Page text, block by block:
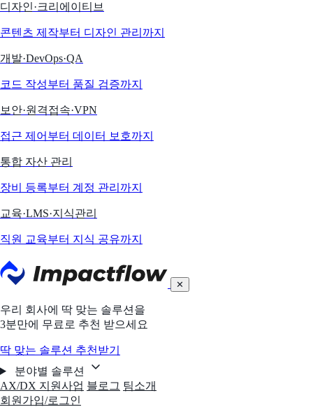
디자인·크리에이티브
콘텐츠 제작부터 디자인 관리까지
개발·DevOps·QA
코드 작성부터 품질 검증까지
보안·원격접속·VPN
접근 제어부터 데이터 보호까지
통합 자산 관리
장비 등록부터 계정 관리까지
교육·LMS·지식관리
직원 교육부터 지식 공유까지
✕
우리 회사에 딱 맞는 솔루션을
3분만에 무료로 추천 받으세요
딱 맞는 솔루션 추천받기
분야별 솔루션
AX/DX 지원사업 블로그 팀소개
회원가입/로그인